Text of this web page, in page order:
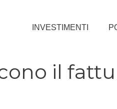
INVESTIMENTI
il